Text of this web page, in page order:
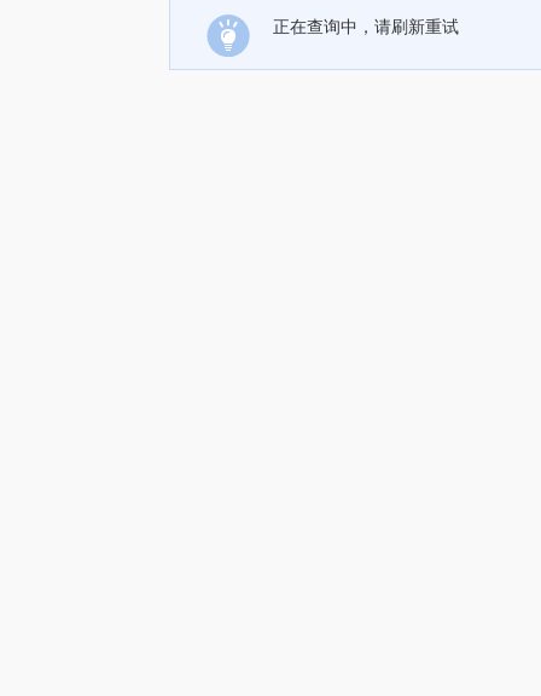
正在查询中，请刷新重试